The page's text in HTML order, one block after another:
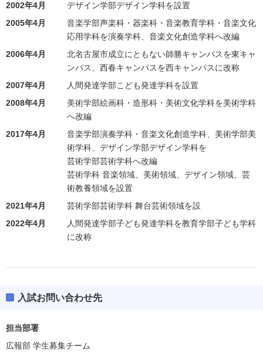
2002年4月
デザイン学部デザイン学科を設置
2005年4月
音楽学部声楽科・器楽科・音楽教育学科・音楽文化
応用学科を演奏学科、音楽文化創造学科へ改編
2006年4月
北名古屋市成立にともない師勝キャンパスを東キャ
ンパス、西春キャンパスを西キャンパスに改称
2007年4月
人間発達学部こども発達学科を設置
2008年4月
美術学部絵画科・造形科・美術文化学科を美術学科
へ改編
2017年4月
音楽学部演奏学科・音楽文化創造学科、美術学部美
術学科、デザイン学部デザイン学科を
芸術学部芸術学科へ改編
芸術学科 音楽領域、美術領域、デザイン領域、芸
術教養領域を設置
2021年4月
芸術学部芸術学科 舞台芸術領域を設
2022年4月
人間発達学部子ども発達学科を教育学部子ども学科
に改称
入試お問い合わせ先
担当部署
広報部 学生募集チーム